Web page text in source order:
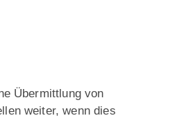
Übermittlung von
weiter, wenn dies